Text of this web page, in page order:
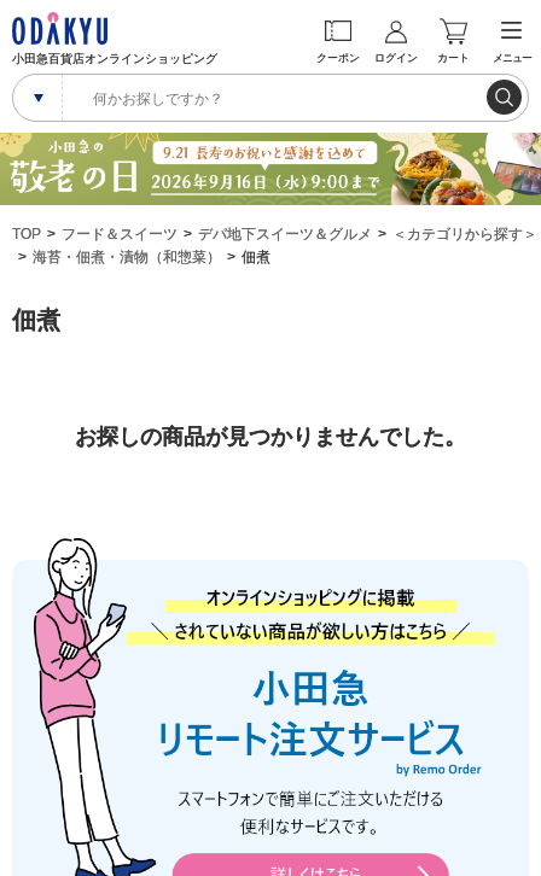
小田急百貨店オンラインショッピング クーポン ログイン カート メニュー
TOP フード＆スイーツ デパ地下スイーツ＆グルメ
＜カテゴリから探す＞
海苔・佃煮・漬物（和惣菜）
佃煮
佃煮
お探しの商品が見つかりませんでした。